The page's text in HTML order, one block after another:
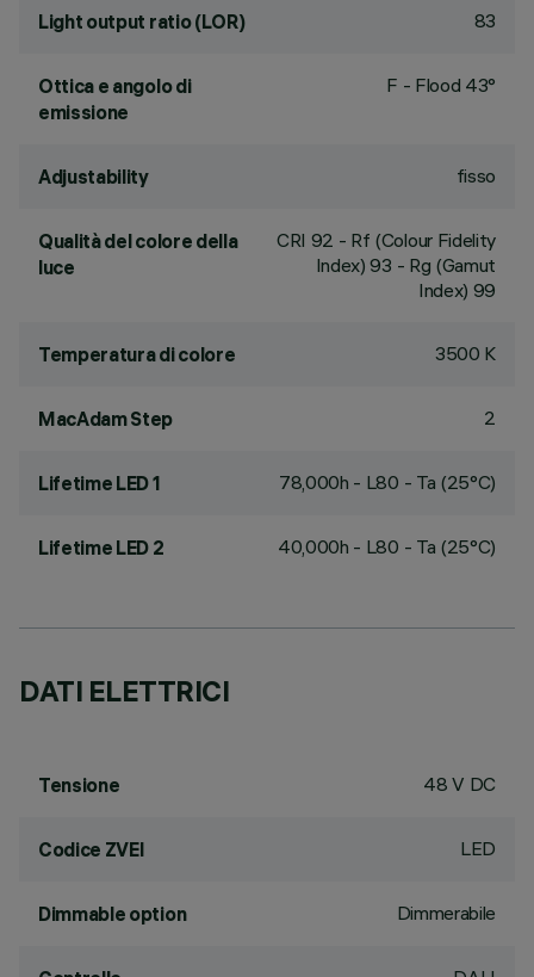
Light output ratio (LOR) 83
Ottica e angolo di
emissione
F - Flood 43°
Adjustability fisso
Qualità del colore della
luce
CRI 92 - Rf (Colour Fidelity
Index) 93 - Rg (Gamut
Index) 99
Temperatura di colore 3500 K
MacAdam Step 2
Lifetime LED 1 78,000h - L80 - Ta (25°C)
Lifetime LED 2 40,000h - L80 - Ta (25°C)
DATI ELETTRICI
Tensione 48 V DC
Codice ZVEI LED
Dimmable option Dimmerabile